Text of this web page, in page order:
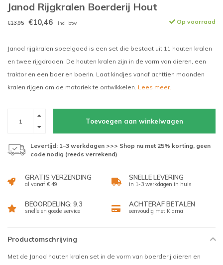
Janod Rijgkralen Boerderij Hout
€13,95 €10,46 Incl. btw Op voorraad
Janod rijgkralen speelgoed is een set die bestaat uit 11 houten kralen
en twee rijgdraden. De houten kralen zijn in de vorm van dieren, een
traktor en een boer en boerin. Laat kindjes vanaf achttien maanden
kralen rijgen om de motoriek te ontwikkelen. Lees meer..
Toevoegen aan winkelwagen
Levertijd: 1–3 werkdagen >>> Shop nu met 25% korting, geen
code nodig (reeds verrekend)
GRATIS VERZENDING
al vanaf € 49
SNELLE LEVERING
in 1-3 werkdagen in huis
BEOORDELING: 9,3
snelle en goede service
ACHTERAF BETALEN
eenvoudig met Klarna
Productomschrijving
Met de Janod houten kralen set in de vorm van boerderij dieren en